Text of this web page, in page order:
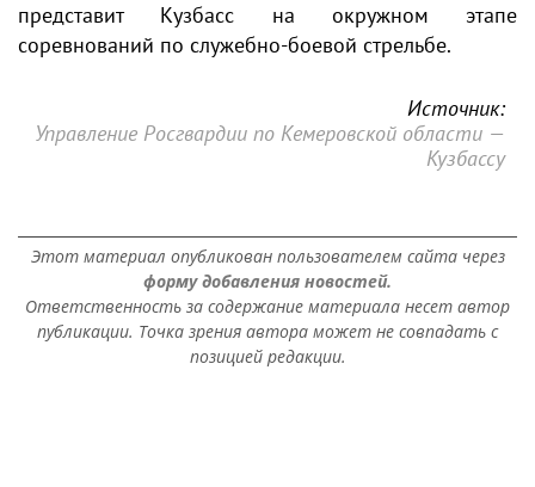
представит Кузбасс на окружном этапе
соревнований по служебно-боевой стрельбе.
Источник:
Управление Росгвардии по Кемеровской области —
Кузбассу
Этот материал опубликован пользователем сайта через
форму добавления новостей.
Ответственность за содержание материала несет автор
публикации. Точка зрения автора может не совпадать с
позицией редакции.